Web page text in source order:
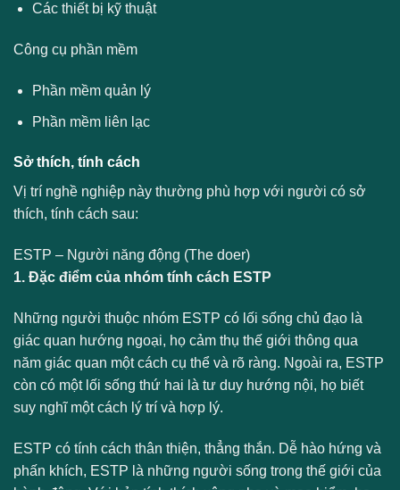
Các thiết bị kỹ thuật
Công cụ phần mềm
Phần mềm quản lý
Phần mềm liên lạc
Sở thích, tính cách
Vị trí nghề nghiệp này thường phù hợp với người có sở
thích, tính cách sau:
ESTP – Người năng động (The doer)
1. Đặc điểm của nhóm tính cách ESTP
Những người thuộc nhóm ESTP có lối sống chủ đạo là
giác quan hướng ngoại, họ cảm thụ thế giới thông qua
năm giác quan một cách cụ thể và rõ ràng. Ngoài ra, ESTP
còn có một lối sống thứ hai là tư duy hướng nội, họ biết
suy nghĩ một cách lý trí và hợp lý.
ESTP có tính cách thân thiện, thẳng thắn. Dễ hào hứng và
phấn khích, ESTP là những người sống trong thế giới của